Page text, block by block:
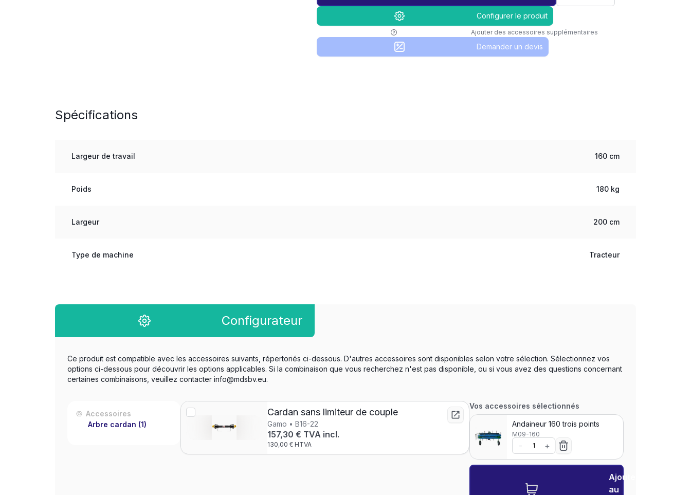
Configurer le produit
Ajouter des accessoires supplémentaires
Demander un devis
Spécifications
Largeur de travail 160 cm
Poids 180 kg
Largeur 200 cm
Type de machine Tracteur
Configurateur
Ce produit est compatible avec les accessoires suivants, répertoriés ci-dessous. D'autres accessoires sont disponibles selon votre sélection. Sélectionnez vos
options ci-dessous pour découvrir les options applicables. Si la combinaison que vous recherchez n'est pas disponible, ou si vous avez des questions concernant
certaines combinaisons, veuillez contacter info@mdsbv.eu.
Accessoires
Arbre cardan (1)
Cardan sans limiteur de couple
Gamo • B16-22
157,30 € TVA incl.
130,00 € HTVA
Vos accessoires sélectionnés
Andaineur 160 trois points
M09-160
- +
Ajouter
au